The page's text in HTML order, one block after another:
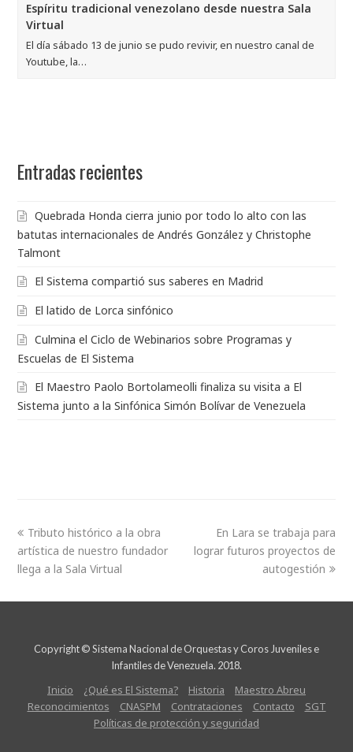
Espíritu tradicional venezolano desde nuestra Sala
Virtual
El día sábado 13 de junio se pudo revivir, en nuestro canal de
Youtube, la…
Entradas recientes
Quebrada Honda cierra junio por todo lo alto con las
batutas internacionales de Andrés González y Christophe
Talmont
El Sistema compartió sus saberes en Madrid
El latido de Lorca sinfónico
Culmina el Ciclo de Webinarios sobre Programas y
Escuelas de El Sistema
El Maestro Paolo Bortolameolli finaliza su visita a El
Sistema junto a la Sinfónica Simón Bolívar de Venezuela
Tributo histórico a la obra
artística de nuestro fundador
llega a la Sala Virtual
En Lara se trabaja para
lograr futuros proyectos de
autogestión
Copyright © Sistema Nacional de Orquestas y Coros Juveniles e
Infantiles de Venezuela. 2018.
Inicio ¿Qué es El Sistema? Historia
Maestro Abreu
Reconocimientos
CNASPM Contrataciones Contacto
SGT
Políticas de protección y seguridad